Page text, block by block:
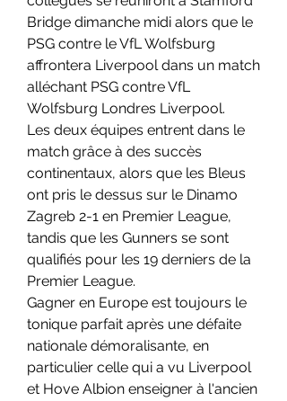
Bridge dimanche midi alors que le
PSG contre le VfL Wolfsburg
affrontera Liverpool dans un match
alléchant PSG contre VfL
Wolfsburg Londres Liverpool.
Les deux équipes entrent dans le
match grâce à des succès
continentaux, alors que les Bleus
ont pris le dessus sur le Dinamo
Zagreb 2-1 en Premier League,
tandis que les Gunners se sont
qualifiés pour les 19 derniers de la
Premier League.
Gagner en Europe est toujours le
tonique parfait après une défaite
nationale démoralisante, en
particulier celle qui a vu Liverpool
et Hove Albion enseigner à l'ancien